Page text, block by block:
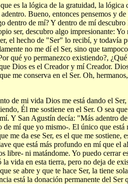
es la lógica de la gratuidad, la lógica
Bueno, entonces pensemos y
dentro de mí? Y dentro de mí descubro
ser, descubro algo impresionante:
el hecho de "Ser" lo recibí, y todavía
no me dí el Ser, sino que
qué yo permanezco existiendo?,
Dios es el Creador y mí Creador.
me conserva en el Ser. Oh,
de mi vida Dios me está dando el
Él me sostiene en el Ser. O sea
Y San Agustín decía: "Más adentro
de mí que yo mismo-. El único que está
me da ese Ser, es el que me sostiene,
que está más profundo en mí que el
libre- ni matándome. Yo puedo cerrar
vida en esta tierra, pero no deja de
se abre y que te hace Ser, la tiene
está la donación permanente del Ser